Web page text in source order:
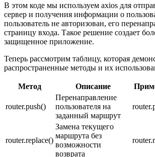
В этом коде мы используем axios для
сервер и получения информации о
пользователь не авторизован, его
страницу входа. Такое решение создает
защищенное приложение.
Теперь рассмотрим таблицу, которая
распространенные методы и их
Метод Описание
router.push()
Перенаправление
пользователя на
заданный маршрут
router.replace()
Замена текущего
маршрута без
возможности
возврата